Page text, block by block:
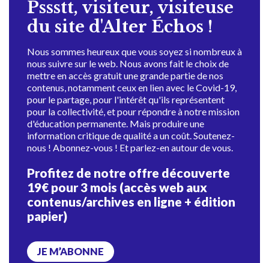
Pssstt, visiteur, visiteuse
du site d'Alter Échos !
Nous sommes heureux que vous soyez si nombreux à
nous suivre sur le web. Nous avons fait le choix de
mettre en accès gratuit une grande partie de nos
contenus, notamment ceux en lien avec le Covid-19,
pour le partage, pour l'intérêt qu'ils représentent
pour la collectivité, et pour répondre à notre mission
d'éducation permanente. Mais produire une
information critique de qualité a un coût. Soutenez-
nous ! Abonnez-vous ! Et parlez-en autour de vous.
Profitez de notre offre découverte
19€ pour 3 mois (accès web aux
contenus/archives en ligne + édition
papier)
JE M’ABONNE